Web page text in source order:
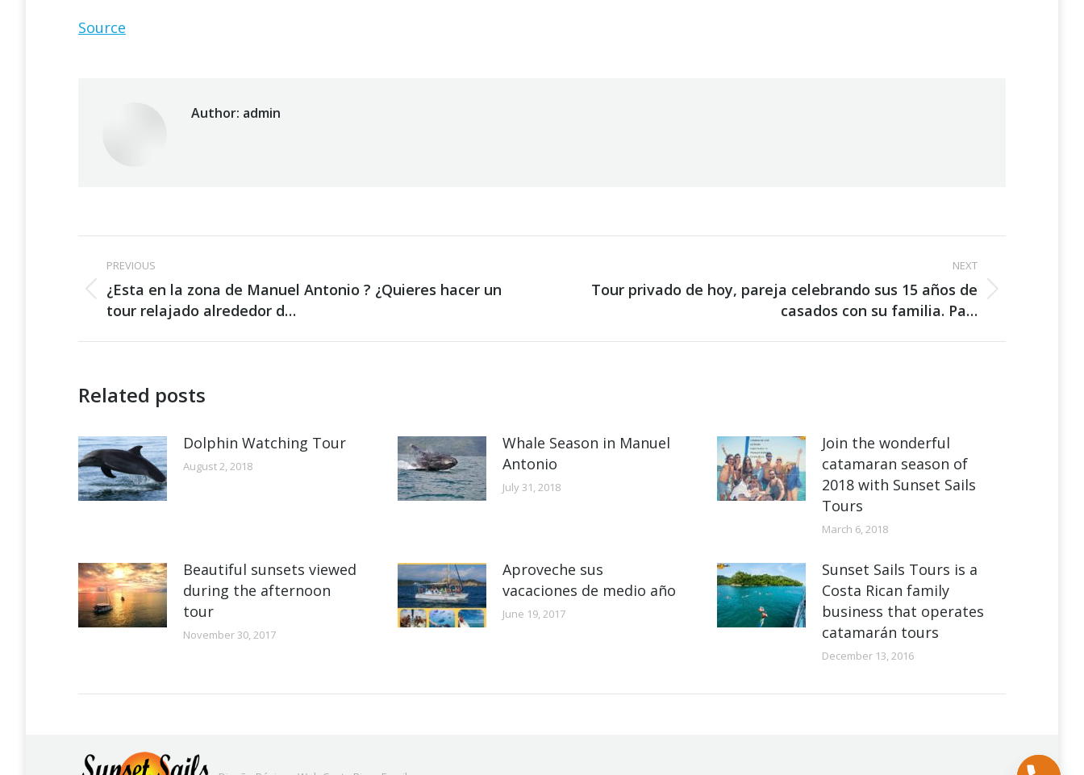
Source
Author: admin
Post
navigation
PREVIOUS
Previous
post:
¿Esta en la zona de Manuel Antonio ? ¿Quieres hacer un
tour relajado alrededor d…
NEXT
NextTour privado de hoy, pareja celebrando sus 15 años de
casados con su familia. Pa…
Related posts
Dolphin Watching Tour
August 2, 2018
Whale Season in Manuel
Antonio
July 31, 2018
Join the wonderful
catamaran season of
2018 with Sunset Sails
Tours
March 6, 2018
Beautiful sunsets viewed
during the afternoon
tour
November 30, 2017
Aproveche sus
vacaciones de medio año
June 19, 2017
Sunset Sails Tours is a
Costa Rican family
business that operates
catamarán tours
December 13, 2016